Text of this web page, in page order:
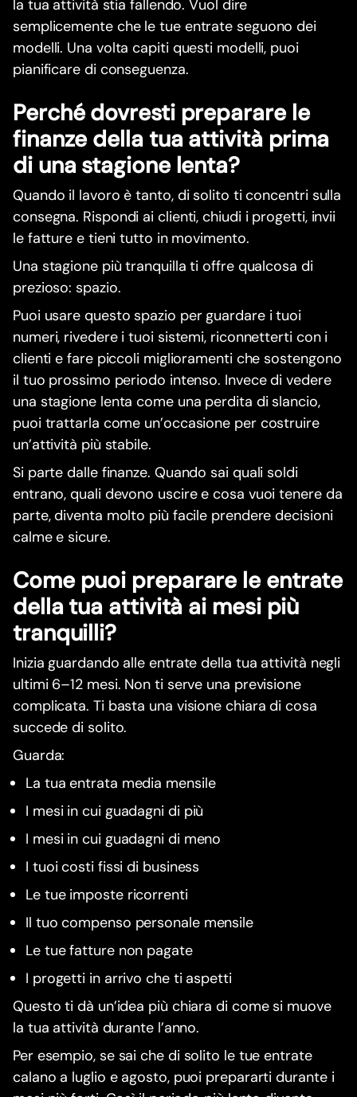
la tua attività stia fallendo. Vuol dire
semplicemente che le tue entrate seguono dei
modelli. Una volta capiti questi modelli, puoi
pianificare di conseguenza.
Perché dovresti preparare le
finanze della tua attività prima
di una stagione lenta?
Quando il lavoro è tanto, di solito ti concentri sulla
consegna. Rispondi ai clienti, chiudi i progetti, invii
le fatture e tieni tutto in movimento.
Una stagione più tranquilla ti offre qualcosa di
prezioso: spazio.
Puoi usare questo spazio per guardare i tuoi
numeri, rivedere i tuoi sistemi, riconnetterti con i
clienti e fare piccoli miglioramenti che sostengono
il tuo prossimo periodo intenso. Invece di vedere
una stagione lenta come una perdita di slancio,
puoi trattarla come un’occasione per costruire
un’attività più stabile.
Si parte dalle finanze. Quando sai quali soldi
entrano, quali devono uscire e cosa vuoi tenere da
parte, diventa molto più facile prendere decisioni
calme e sicure.
Come puoi preparare le entrate
della tua attività ai mesi più
tranquilli?
Inizia guardando alle entrate della tua attività negli
ultimi 6–12 mesi. Non ti serve una previsione
complicata. Ti basta una visione chiara di cosa
succede di solito.
Guarda:
La tua entrata media mensile
I mesi in cui guadagni di più
I mesi in cui guadagni di meno
I tuoi costi fissi di business
Le tue imposte ricorrenti
Il tuo compenso personale mensile
Le tue fatture non pagate
I progetti in arrivo che ti aspetti
Questo ti dà un’idea più chiara di come si muove
la tua attività durante l’anno.
Per esempio, se sai che di solito le tue entrate
calano a luglio e agosto, puoi prepararti durante i